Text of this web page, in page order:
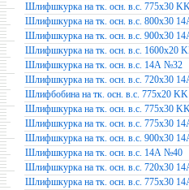
Шлифшкурка на тк. осн. в.с. 775х30
Шлифшкурка на тк. осн. в.с. 800х30
Шлифшкурка на тк. осн. в.с. 900х30
Шлифшкурка на тк. осн. в.с. 1600х20
Шлифшкурка на тк. осн. в.с. 14А №32
Шлифшкурка на тк. осн. в.с. 720х30
Шлифбобина на тк. осн. в.с. 775х20
Шлифшкурка на тк. осн. в.с. 775х30
Шлифшкурка на тк. осн. в.с. 775х30
Шлифшкурка на тк. осн. в.с. 900х30
Шлифшкурка на тк. осн. в.с. 14А №40
Шлифшкурка на тк. осн. в.с. 720х30
Шлифшкурка на тк. осн. в.с. 775х30